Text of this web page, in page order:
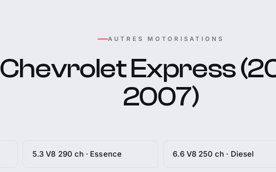
AUTRES MOTORISATIONS
Chevrolet Express
2007)
5.3 V8 290 ch · Essence 6.6 V8 250 ch · Diesel